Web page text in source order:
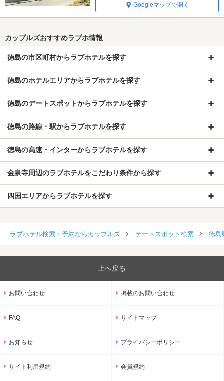
Googleマップで開く
カップルズおすすめラブホ情報
徳島の市区町村からラブホテルを探す
徳島のホテルエリアからラブホテルを探す
徳島のデートスポットからラブホテルを探す
徳島の路線・駅からラブホテルを探す
徳島の高速・インターからラブホテルを探す
金泉寺周辺のラブホテルをこだわり条件から探す
四国エリアからラブホテルを探す
ラブホテル検索・予約ならカップルズ デートスポット検索 徳島
上へ戻る
お問い合わせ 掲載のお問い合わせ
FAQ サイトマップ
お知らせ プライバシーポリシー
サイト利用規約 会員規約